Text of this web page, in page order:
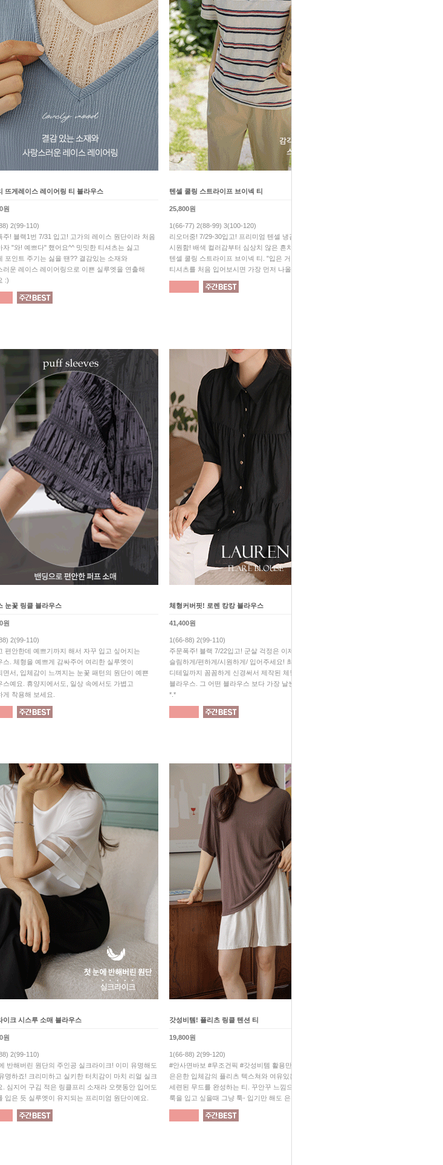
뜨게레이스 레이어링 티 블라우스
원
2(99-110)
주! 블랙1번 7/31 입고! 고가의 레이스 원단이라 처음
자 "와! 예쁘다" 했어요^^ 밋밋한 티셔츠는 싫고
포인트 주기는 싫을 땐?? 결감있는 소재와
러운 레이스 레이어링으로 이쁜 실루엣을 연출해
:)
텐셀 쿨링 스트라이프 브이넥 티
25,800원
1(66-77) 2(88-99) 3(100-120)
리오더중! 7/29-30입고! 프리미엄 텐셀 냉감 소재! 극강의
시원함! 배색 컬러감부터 심상치 않은 흔치 않는 색감의
텐셀 쿨링 스트라이프 브이넥 티. "입은 거 맞아...?" 아마 요
티셔츠를 처음 입어보시면 가장 먼저 나올 말일거예요.
눈꽃 링클 블라우스
원
2(99-110)
편안한데 예쁘기까지 해서 자꾸 입고 싶어지는
스. 체형을 예쁘게 감싸주어 여리한 실루엣이
면서, 입체감이 느껴지는 눈꽃 패턴의 원단이 예쁜
스예요. 휴양지에서도, 일상 속에서도 가볍고
게 착용해 보세요.
체형커버핏! 로렌 캉캉 블라우스
41,400원
1(66-88) 2(99-110)
주문폭주! 블랙 7/22입고! 군살 걱정은 이제 그만^^ 예쁘게/
슬림하게/편하게/시원하게/ 입어주세요! 최고의 원단! 작은
디테일까지 꼼꼼하게 신경써서 제작된 체형 완벽커버
블라우스. 그 어떤 블라우스 보다 가장 날씬해 보일꺼예요
*.*
이크 시스루 소매 블라우스
원
2(99-110)
반해버린 원단의 주인공 실크라이크! 이미 유명해도
명하죠! 크리미하고 실키한 터치감이 마치 리얼 실크
. 심지어 구김 적은 링클프리 소재라 오랫동안 입어도
입은 듯 실루엣이 유지되는 프리미엄 원단이예요.
갓성비템! 플리츠 링클 텐션 티
19,800원
1(66-88) 2(99-120)
#안사면바보 #무조건픽 #갓성비템 활용만점 플리츠 티!
은은한 입체감의 플리츠 텍스쳐와 여유있는 실루엣으로
세련된 무드를 완성하는 티. 꾸안꾸 느낌으로 은은한 포인트
룩을 입고 싶을때 그냥 툭- 입기만 해도 은은한 포인트 UP